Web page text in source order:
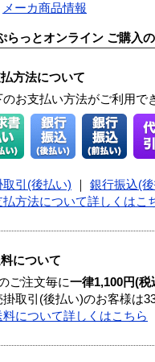
メーカ商品情報
らっとオンライン ご購入
方法について
のお支払い方法がご利用で
取引(後払い) 銀行振込(
払方法について詳しくはこ
について
ご注文毎に一律1,100円(税
取引(後払い)のお客様は
料について詳しくはこちら